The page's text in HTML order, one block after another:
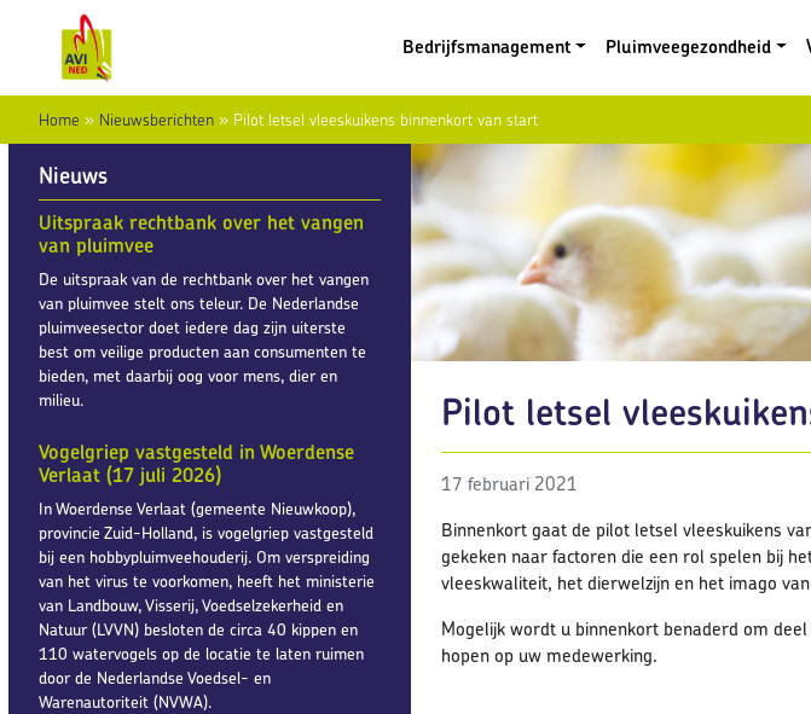
Bedrijfsmanagement
Pluimveegezondheid
Home » Nieuwsberichten » Pilot letsel vleeskuikens binnenkort van start
Nieuws
Uitspraak rechtbank over het vangen
van pluimvee
De uitspraak van de rechtbank over het vangen
van pluimvee stelt ons teleur. De Nederlandse
pluimveesector doet iedere dag zijn uiterste
best om veilige producten aan consumenten te
bieden, met daarbij oog voor mens, dier en
milieu.
Vogelgriep vastgesteld in Woerdense
Verlaat (17 juli 2026)
In Woerdense Verlaat (gemeente Nieuwkoop),
provincie Zuid-Holland, is vogelgriep vastgesteld
bij een hobbypluimveehouderij. Om verspreiding
van het virus te voorkomen, heeft het ministerie
van Landbouw, Visserij, Voedselzekerheid en
Natuur (LVVN) besloten de circa 40 kippen en
110 watervogels op de locatie te laten ruimen
door de Nederlandse Voedsel- en
Warenautoriteit (NVWA).
Pilot letsel
17 februari 2021
Binnenkort gaat de pilot letsel vleeskuikens
gekeken naar factoren die een rol spelen bij
vleeskwaliteit, het dierwelzijn en het imago
Mogelijk wordt u binnenkort benaderd om
hopen op uw medewerking.